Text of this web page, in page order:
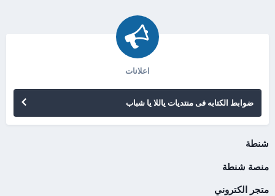
اعلانات
ضوابط الكتابه فى منتديات ياللا يا شباب
شنطة
منصة شنطة
متجر الكتروني